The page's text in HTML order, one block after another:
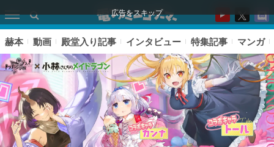
広告をスキップ
赫本 動画 殿堂入り記事 インタビュー 特集記事 マンガ